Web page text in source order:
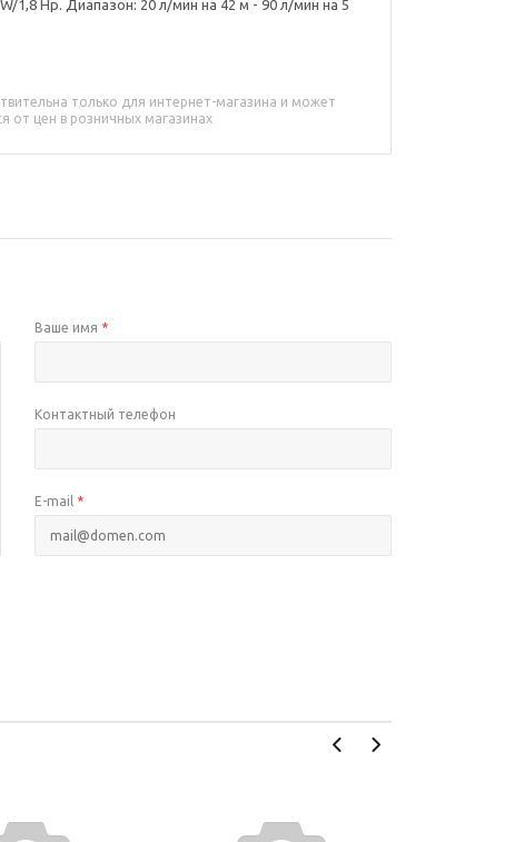
1,8 Hp. Диапазон: 20 л/мин на 42 м - 90 л/мин на 5
только для интернет-магазина и может
от цен в розничных магазинах
Ваше имя *
Контактный телефон
E-mail *